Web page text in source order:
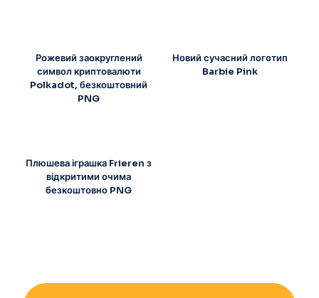
Рожевий заокруглений
символ криптовалюти
Polkadot, безкоштовний
PNG
Новий сучасний логотип
Barbie Pink
Плюшева іграшка Frieren з
відкритими очима
безкоштовно PNG